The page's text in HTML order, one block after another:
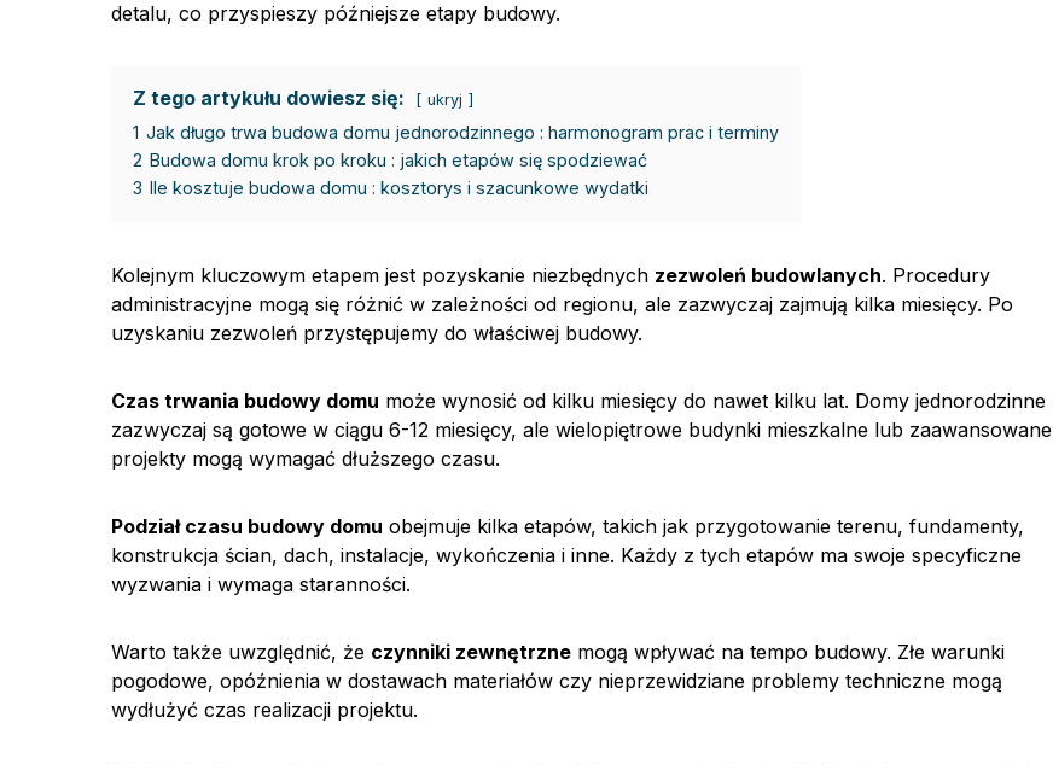
detalu, co przyspieszy późniejsze etapy budowy.
Z tego artykułu dowiesz się: ukryj
1 Jak długo trwa budowa domu jednorodzinnego : harmonogram prac i terminy
2 Budowa domu krok po kroku : jakich etapów się spodziewać
3 Ile kosztuje budowa domu : kosztorys i szacunkowe wydatki
Kolejnym kluczowym etapem jest pozyskanie niezbędnych zezwoleń budowlanych. Procedury
administracyjne mogą się różnić w zależności od regionu, ale zazwyczaj zajmują kilka miesięcy. Po
uzyskaniu zezwoleń przystępujemy do właściwej budowy.
Czas trwania budowy domu może wynosić od kilku miesięcy do nawet kilku lat. Domy jednorodzinne
zazwyczaj są gotowe w ciągu 6-12 miesięcy, ale wielopiętrowe budynki mieszkalne lub zaawansowane
projekty mogą wymagać dłuższego czasu.
Podział czasu budowy domu obejmuje kilka etapów, takich jak przygotowanie terenu, fundamenty,
konstrukcja ścian, dach, instalacje, wykończenia i inne. Każdy z tych etapów ma swoje specyficzne
wyzwania i wymaga staranności.
Warto także uwzględnić, że czynniki zewnętrzne mogą wpływać na tempo budowy. Złe warunki
pogodowe, opóźnienia w dostawach materiałów czy nieprzewidziane problemy techniczne mogą
wydłużyć czas realizacji projektu.